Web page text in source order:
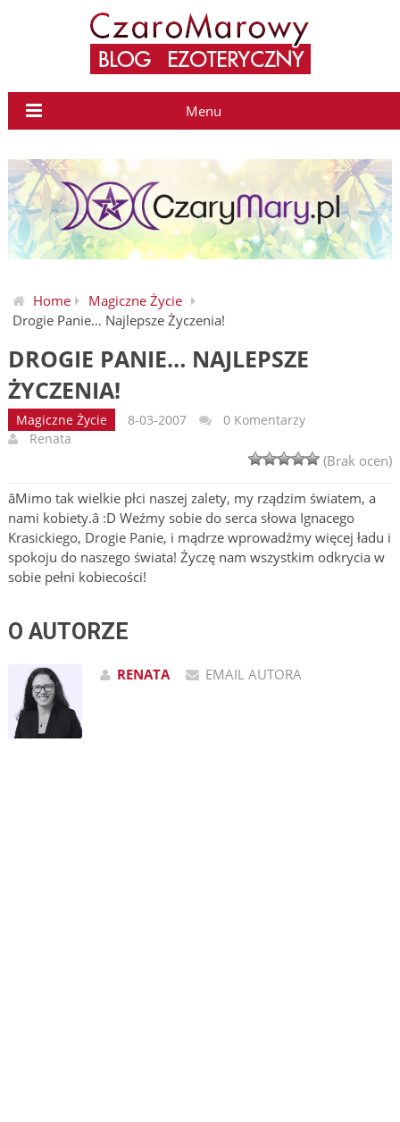
Menu
Home
Magiczne Życie
Drogie Panie… Najlepsze Życzenia!
DROGIE PANIE… NAJLEPSZE
ŻYCZENIA!
Magiczne Życie 8-03-2007
0 Komentarzy
Renata
(Brak ocen)
âMimo tak wielkie płci naszej zalety, my rządzim światem, a
nami kobiety.â :D Weźmy sobie do serca słowa Ignacego
Krasickiego, Drogie Panie, i mądrze wprowadźmy więcej ładu i
spokoju do naszego świata! Życzę nam wszystkim odkrycia w
sobie pełni kobiecości!
O AUTORZE
RENATA EMAIL AUTORA